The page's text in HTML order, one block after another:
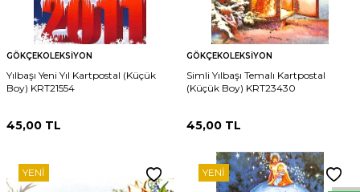
W
h
t
s
p
p
D
e
s
e
H
a
t
t
GÖKÇEKOLEKSIYON
Yılbaşı Yeni Yıl Kartpostal (Küçük
Boy) KRT21554
45,00 TL
GÖKÇEKOLEKSIYON
Simli Yılbaşı Temalı Kartpostal
(Küçük Boy) KRT23430
45,00 TL
YENI YENI